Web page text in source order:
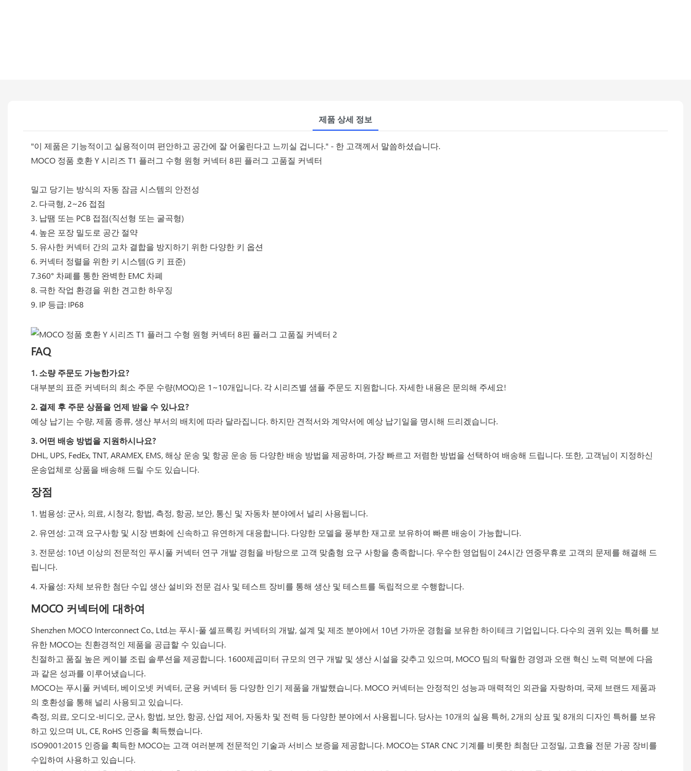
제품 상세 정보
"이 제품은 기능적이고 실용적이며 편안하고 공간에 잘 어울린다고 느끼실 겁니다." - 한 고객께서 말씀하셨습니다.
MOCO 정품 호환 Y 시리즈 T1 플러그 수형 원형 커넥터 8핀 플러그 고품질 커넥터
밀고 당기는 방식의 자동 잠금 시스템의 안전성
2. 다극형, 2~26 접점
3. 납땜 또는 PCB 접점(직선형 또는 굴곡형)
4. 높은 포장 밀도로 공간 절약
5. 유사한 커넥터 간의 교차 결합을 방지하기 위한 다양한 키 옵션
6. 커넥터 정렬을 위한 키 시스템(G 키 표준)
7.360° 차폐를 통한 완벽한 EMC 차폐
8. 극한 작업 환경을 위한 견고한 하우징
9. IP 등급: IP68
FAQ
1. 소량 주문도 가능한가요?
대부분의 표준 커넥터의 최소 주문 수량(MOQ)은 1~10개입니다. 각 시리즈별 샘플 주문도 지원합니다. 자세한 내용은 문의해 주세요!
2. 결제 후 주문 상품을 언제 받을 수 있나요?
예상 납기는 수량, 제품 종류, 생산 부서의 배치에 따라 달라집니다. 하지만 견적서와 계약서에 예상 납기일을 명시해 드리겠습니다.
3. 어떤 배송 방법을 지원하시나요?
DHL, UPS, FedEx, TNT, ARAMEX, EMS, 해상 운송 및 항공 운송 등 다양한 배송 방법을 제공하며, 가장 빠르고 저렴한 방법을 선택하여 배송해 드립니다. 또한, 고객님이 지정하신
운송업체로 상품을 배송해 드릴 수도 있습니다.
장점
1. 범용성: 군사, 의료, 시청각, 항법, 측정, 항공, 보안, 통신 및 자동차 분야에서 널리 사용됩니다.
2. 유연성: 고객 요구사항 및 시장 변화에 신속하고 유연하게 대응합니다. 다양한 모델을 풍부한 재고로 보유하여 빠른 배송이 가능합니다.
3. 전문성: 10년 이상의 전문적인 푸시풀 커넥터 연구 개발 경험을 바탕으로 고객 맞춤형 요구 사항을 충족합니다. 우수한 영업팀이 24시간 연중무휴로 고객의 문제를 해결해 드
립니다.
4. 자율성: 자체 보유한 첨단 수입 생산 설비와 전문 검사 및 테스트 장비를 통해 생산 및 테스트를 독립적으로 수행합니다.
MOCO 커넥터에 대하여
Shenzhen MOCO Interconnect Co., Ltd.는 푸시-풀 셀프록킹 커넥터의 개발, 설계 및 제조 분야에서 10년 가까운 경험을 보유한 하이테크 기업입니다. 다수의 권위 있는 특허를 보
유한 MOCO는 친환경적인 제품을 공급할 수 있습니다.
친절하고 품질 높은 케이블 조립 솔루션을 제공합니다. 1600제곱미터 규모의 연구 개발 및 생산 시설을 갖추고 있으며, MOCO 팀의 탁월한 경영과 오랜 혁신 노력 덕분에 다음
과 같은 성과를 이루어냈습니다.
MOCO는 푸시풀 커넥터, 베이오넷 커넥터, 군용 커넥터 등 다양한 인기 제품을 개발했습니다. MOCO 커넥터는 안정적인 성능과 매력적인 외관을 자랑하며, 국제 브랜드 제품과
의 호환성을 통해 널리 사용되고 있습니다.
측정, 의료, 오디오-비디오, 군사, 항법, 보안, 항공, 산업 제어, 자동차 및 전력 등 다양한 분야에서 사용됩니다. 당사는 10개의 실용 특허, 2개의 상표 및 8개의 디자인 특허를 보유
하고 있으며 UL, CE, RoHS 인증을 획득했습니다.
ISO9001:2015 인증을 획득한 MOCO는 고객 여러분께 전문적인 기술과 서비스 보증을 제공합니다. MOCO는 STAR CNC 기계를 비롯한 최첨단 고정밀, 고효율 전문 가공 장비를
수입하여 사용하고 있습니다.